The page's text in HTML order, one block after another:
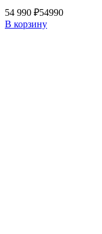
54 990 ₽54990
В корзину